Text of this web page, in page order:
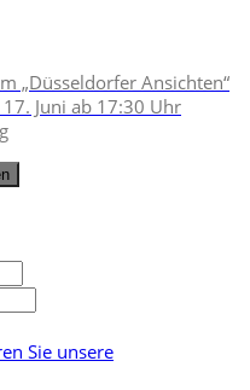
„Düsseldorfer Ansichten“
Juni ab 17:30 Uhr
Sie unsere